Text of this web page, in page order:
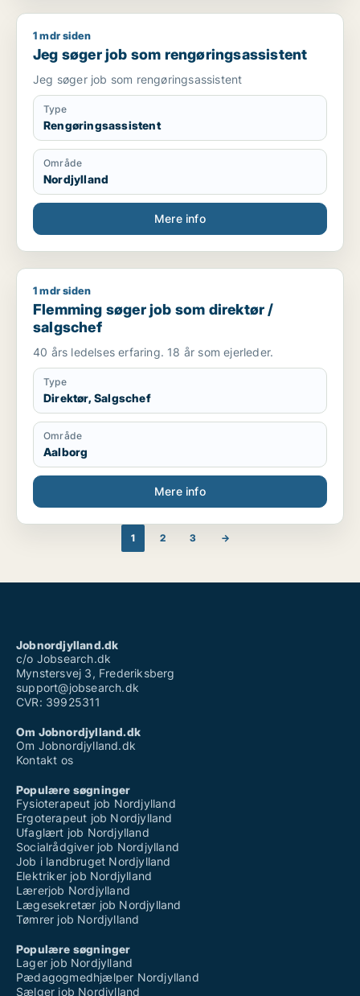
Jeg søger job som rengøringsassistent
1 mdr siden
Jeg søger job som rengøringsassistent
Jeg søger job som rengøringsassistent
Type
Rengøringsassistent
Område
Nordjylland
Mere info
Flemming søger job som direktør / salgschef
1 mdr siden
Flemming søger job som direktør /
salgschef
40 års ledelses erfaring. 18 år som ejerleder.
Type
Direktør, Salgschef
Område
Aalborg
Mere info
1 2 3 →
Jobnordjylland.dk
c/o Jobsearch.dk
Mynstersvej 3, Frederiksberg
support@jobsearch.dk
CVR: 39925311
Om Jobnordjylland.dk
Om Jobnordjylland.dk
Kontakt os
Populære søgninger
Fysioterapeut job Nordjylland
Ergoterapeut job Nordjylland
Ufaglært job Nordjylland
Socialrådgiver job Nordjylland
Job i landbruget Nordjylland
Elektriker job Nordjylland
Lærerjob Nordjylland
Lægesekretær job Nordjylland
Tømrer job Nordjylland
Populære søgninger
Lager job Nordjylland
Pædagogmedhjælper Nordjylland
Sælger job Nordjylland